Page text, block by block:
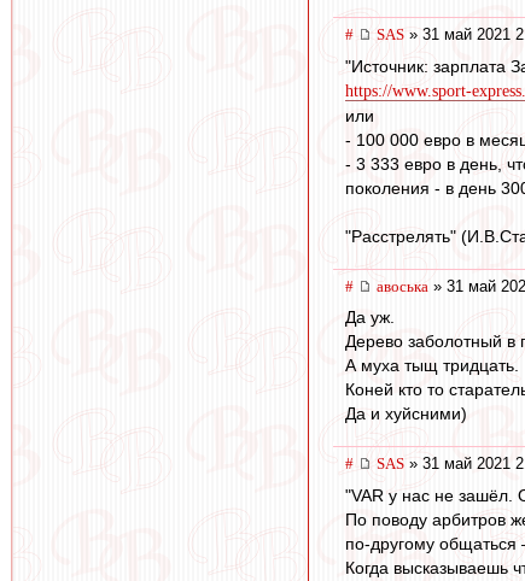
# SAS » 31 май 2021
"Источник: зарплата
https://www.sport-
или
- 100 000 евро в
- 3 333 евро в день,
поколения - в день
"Расстрелять"
# авоська » 31 май
Да уж.
Дерево заболотный в
А муха тыщ тридцать.
Коней кто то
Да и хуйсними)
# SAS » 31 май 2021
"VAR у нас не зашёл.
По поводу арбитров
по‑другому
Когда высказываешь